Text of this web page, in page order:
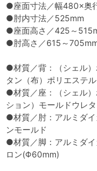
●座面寸法／幅480×奥
●肘内寸法／525mm
●座面高さ／425～
●肘高さ／615～
●材質／背：（シェル
タン（布）ポリエステル
●材質／座：（シェル
ション）モールドウレ
●材質／肘：アルミダ
ンモールド
●材質／脚：アルミダ
ロン(Φ60mm)